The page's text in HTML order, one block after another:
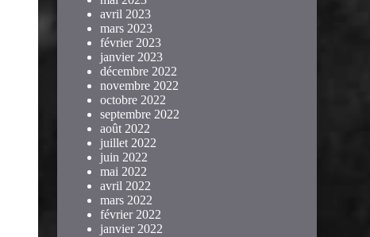
avril 2023
mars 2023
février 2023
janvier 2023
décembre 2022
novembre 2022
octobre 2022
septembre 2022
août 2022
juillet 2022
juin 2022
mai 2022
avril 2022
mars 2022
février 2022
janvier 2022